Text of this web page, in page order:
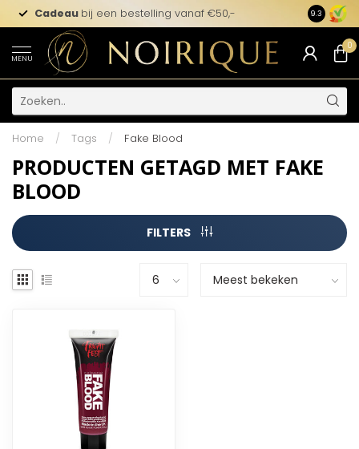
Cadeau bij een bestelling vanaf €50,- 9.3
MENU
0
Home / Tags / Fake Blood
PRODUCTEN GETAGD MET FAKE
BLOOD
FILTERS